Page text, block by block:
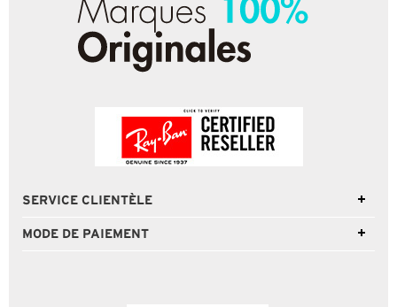
SERVICE CLIENTÈLE
MODE DE PAIEMENT